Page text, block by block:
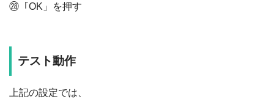
㉘「OK」を押す
テスト動作
上記の設定では、